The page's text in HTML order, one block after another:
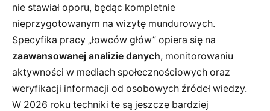
nie stawiał oporu, będąc kompletnie
nieprzygotowanym na wizytę mundurowych.
Specyfika pracy „łowców głów” opiera się na
zaawansowanej analizie danych, monitorowaniu
aktywności w mediach społecznościowych oraz
weryfikacji informacji od osobowych źródeł wiedzy.
W 2026 roku techniki te są jeszcze bardziej